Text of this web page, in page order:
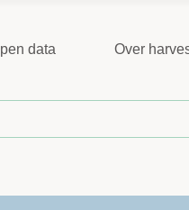
data Over